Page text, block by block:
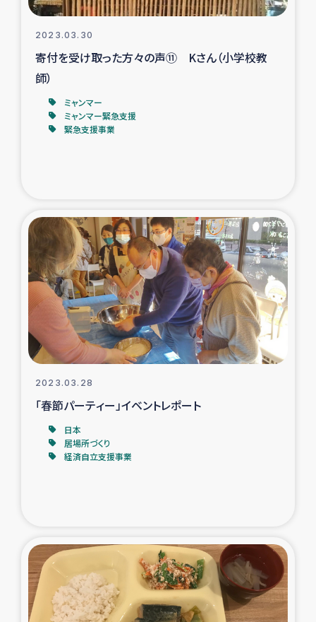
トルコにおけるシリア難民支援事業
インドネシア中部 スラウェシの地震・津波被災者支援
スリランカ ジャフナ県干物事業
スリランカの南北女性をつなぐサリー・リサイクル・プロ
ジェクト
復興支援事業
民際教育事業
ガザ人道支援
令和6年能登半島地震 緊急支援
タイ国境ミャンマー移民子ども支援
漁民によるマングローブ植林活動
2023.03.30
寄付を受け取った方々の声⑪ Kさん（小学校教
師）
ミャンマー
ミャンマー緊急支援
緊急支援事業
2023.03.28
「春節パーティー」イベントレポート
日本
居場所づくり
経済自立支援事業